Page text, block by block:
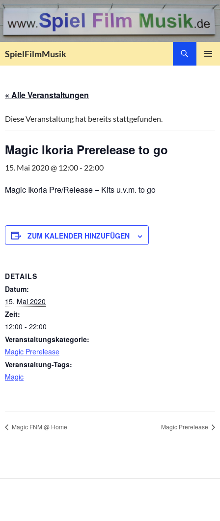
SpielFilmMusik
« Alle Veranstaltungen
Diese Veranstaltung hat bereits stattgefunden.
Magic Ikoria Prerelease to go
15. Mai 2020 @ 12:00- 22:00
Magic Ikoria Pre/Release – Kits u.v.m. to go
ZUM KALENDER HINZUFÜGEN
DETAILS
Datum:
15. Mai 2020
Zeit:
12:00 - 22:00
Veranstaltungskategorie:
Magic Prerelease
Veranstaltung-Tags:
Magic
Magic FNM @ Home Magic Prerelease